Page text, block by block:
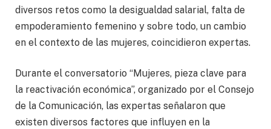
diversos retos como la desigualdad salarial, falta de
empoderamiento femenino y sobre todo, un cambio
en el contexto de las mujeres, coincidieron expertas.
Durante el conversatorio “Mujeres, pieza clave para
la reactivación económica”, organizado por el Consejo
de la Comunicación, las expertas señalaron que
existen diversos factores que influyen en la